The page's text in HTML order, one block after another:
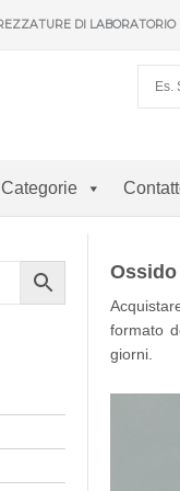
DI LABORATORIO
Categorie
formato
giorni.